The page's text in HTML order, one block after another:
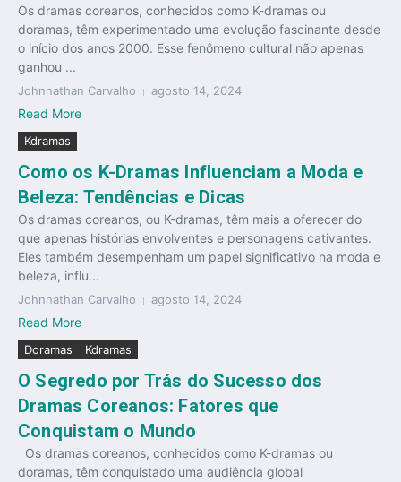
Os dramas coreanos, conhecidos como K-dramas ou
doramas, têm experimentado uma evolução fascinante desde
o início dos anos 2000. Esse fenômeno cultural não apenas
ganhou ...
Johnnathan Carvalho agosto 14, 2024
Read More
Kdramas
Como os K-Dramas Influenciam a Moda e
Beleza: Tendências e Dicas
Os dramas coreanos, ou K-dramas, têm mais a oferecer do
que apenas histórias envolventes e personagens cativantes.
Eles também desempenham um papel significativo na moda e
beleza, influ...
Johnnathan Carvalho agosto 14, 2024
Read More
Doramas Kdramas
O Segredo por Trás do Sucesso dos
Dramas Coreanos: Fatores que
Conquistam o Mundo
Os dramas coreanos, conhecidos como K-dramas ou
doramas, têm conquistado uma audiência global